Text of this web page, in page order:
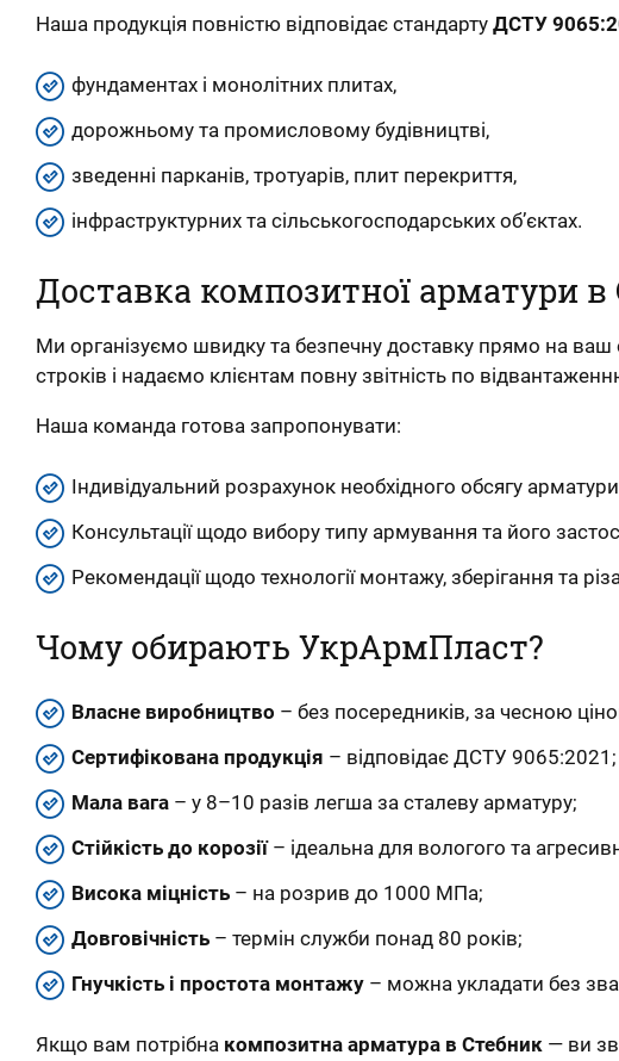
Наша продукція повністю відповідає стандарту ДСТУ
фундаментах і монолітних плитах,
дорожньому та промисловому будівництві,
зведенні парканів, тротуарів, плит перекриття,
інфраструктурних та сільськогосподарських об’єктах.
Доставка композитної арматури в
Ми організуємо швидку та безпечну доставку прямо на ваш
строків і надаємо клієнтам повну звітність по
Наша команда готова запропонувати:
Індивідуальний розрахунок необхідного обсягу
Консультації щодо вибору типу армування та його
Рекомендації щодо технології монтажу, зберігання та
Чому обирають УкрАрмПласт?
Власне виробництво – без посередників, за чесною
Сертифікована продукція – відповідає ДСТУ 9065:2021;
Мала вага – у 8–10 разів легша за сталеву арматуру;
Стійкість до корозії– ідеальна для вологого та
Висока міцність – на розрив до 1000 МПа;
Довговічність – термін служби понад 80 років;
Гнучкість і простота монтажу – можна укладати без
Якщо вам потрібна композитна арматура в Стебник — ви